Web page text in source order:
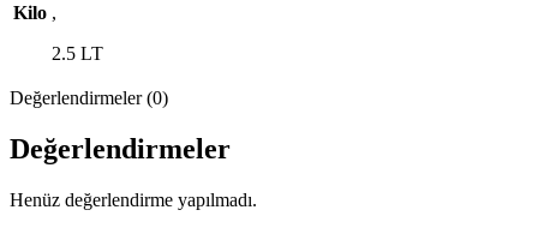
Kilo ,
2.5 LT
Değerlendirmeler (0)
Değerlendirmeler
Henüz değerlendirme yapılmadı.